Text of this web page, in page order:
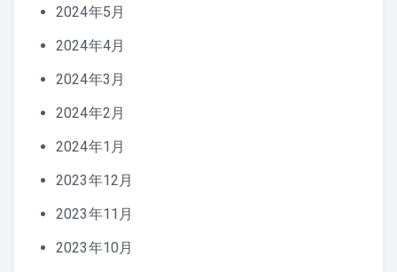
2024年5月
2024年4月
2024年3月
2024年2月
2024年1月
2023年12月
2023年11月
2023年10月